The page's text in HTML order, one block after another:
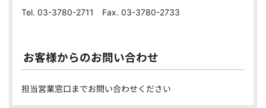
Tel. 03-3780-2711 Fax. 03-3780-2733
お客様からのお問い合わせ
担当営業窓口までお問い合わせください